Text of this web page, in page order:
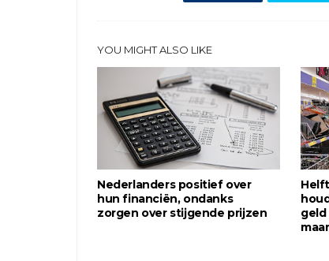
YOU MIGHT ALSO LIKE
Nederlanders positief over
hun financiën, ondanks
zorgen over stijgende prijzen
geld